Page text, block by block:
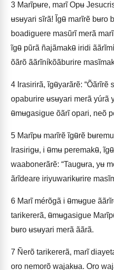
3 Marĩpʉre, marĩ Opʉ
ʉsʉyari sĩrã! Ĩgʉ̃ marĩrẽ bʉro
boadiguere masũrĩ merã
ĩgʉ̃ pũrã ñajãmakʉ̃ iridi
õãrõ ããrĩníkõãburire
4 Irasirirã, ĩgʉ̃yarãrẽ: “Õãrĩrẽ
opaburire ʉsʉyari merã yúrã
ʉ̃mʉgasigue õãrĩ opari, neõ
5 Marĩpʉ marĩrẽ ĩgʉ̃rẽ
Irasirigʉ, i ʉ̃mʉ peremakʉ̃,
waabonerãrẽ: “Taugʉra, yʉ
ãrĩdeare iriyuwarikʉrire
6 Marĩ mérõgã i ʉ̃mʉgue
tarikererã, ʉ̃mʉgasigue
bʉro ʉsʉyari merã ããrã.
7 Ñerõ tarikererã, marĩ
oro nemorõ wajakʉa. Oro